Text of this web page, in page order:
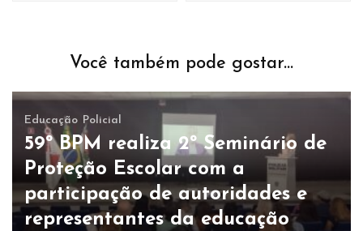
Você também pode gostar...
Educação Policial
59º BPM realiza 2º Seminário de
Proteção Escolar com a
participação de autoridades e
representantes da educação